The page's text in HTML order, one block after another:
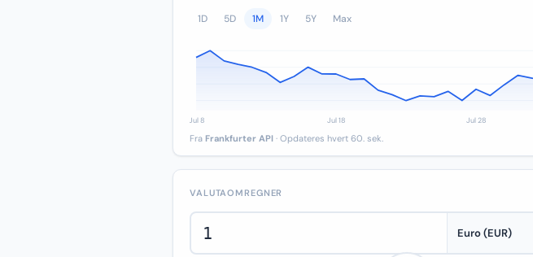
1D 5D 1M 1Y 5Y Max
Fra Frankfurter API · Opdateres hvert 60. sek.
VALUTAOMREGNER